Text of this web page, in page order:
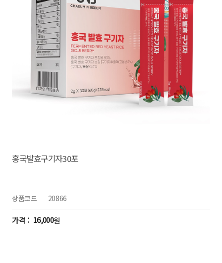
홍국발효구기자30포
상품코드 20866
16,000원